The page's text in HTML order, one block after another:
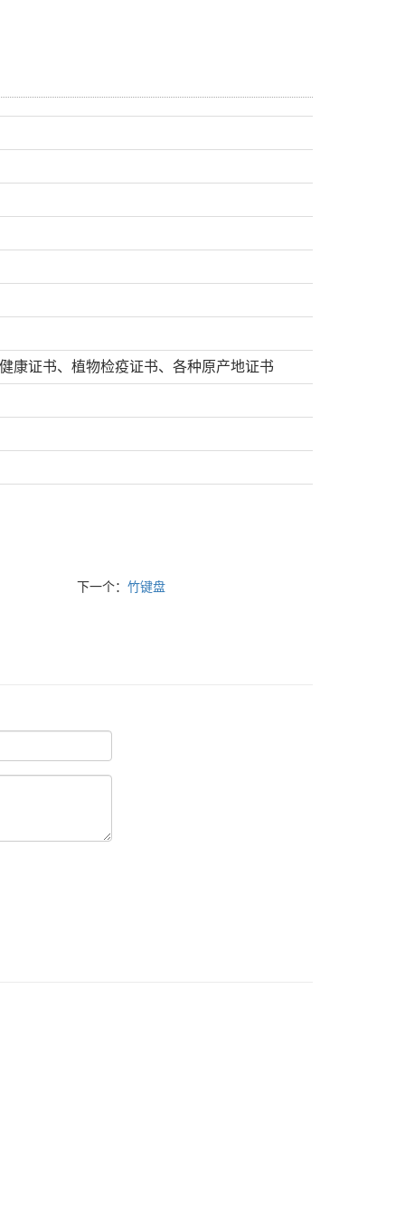
康证书、植物检疫证书、各种原产地证书
下一个：竹键盘